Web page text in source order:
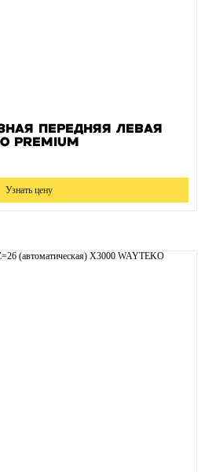
передняя левая
PREMIUM
Узнать цену